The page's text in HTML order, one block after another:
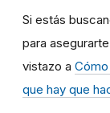
Si estás
para
vistazo a
que hay que